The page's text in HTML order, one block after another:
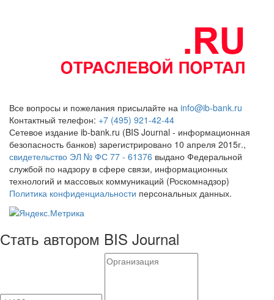
Все вопросы и пожелания присылайте на info@ib-bank.ru
Контактный телефон: +7 (495) 921-42-44
Сетевое издание ib-bank.ru (BIS Journal - информационная
безопасность банков) зарегистрировано 10 апреля 2015г.,
свидетельство ЭЛ № ФС 77 - 61376 выдано Федеральной
службой по надзору в сфере связи, информационных
технологий и массовых коммуникаций (Роскомнадзор)
Политика конфиденциальности персональных данных.
Стать автором BIS Journal